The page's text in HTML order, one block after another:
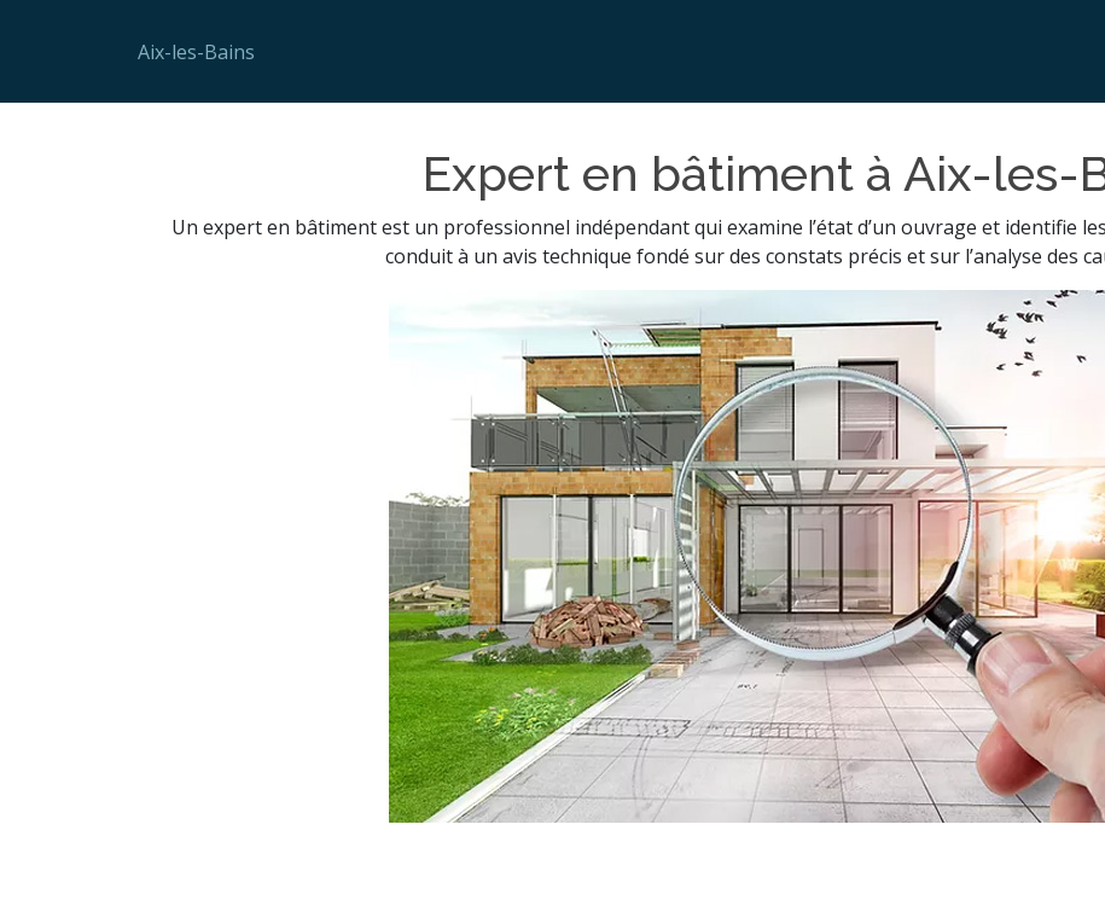
Aix-les-Bains
Expert en bâtiment à Aix-les-
Un expert en bâtiment est un professionnel indépendant qui examine l’état d’un ouvrage et identifie
conduit à un avis technique fondé sur des constats précis et sur l’analyse des